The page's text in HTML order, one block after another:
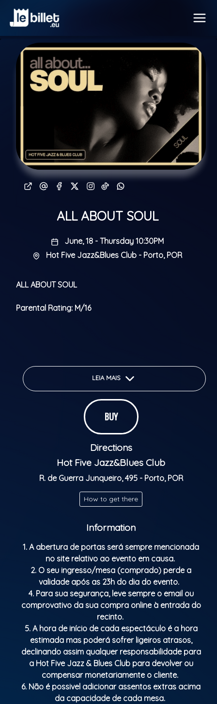
ALL ABOUT SOUL
June, 18 - Thursday 10:30PM
Hot Five Jazz&Blues Club - Porto, POR
ALL ABOUT SOUL
Parental Rating: M/16
LEIA MAIS
BUY
Directions
Hot Five Jazz&Blues Club
R. de Guerra Junqueiro, 495 - Porto, POR
How to get there
Information
1. A abertura de portas será sempre mencionada
no site relativo ao evento em causa.
2. O seu ingresso/mesa (comprado) perde a
validade após as 23h do dia do evento.
4. Para sua segurança, leve sempre o email ou
comprovativo da sua compra online à entrada do
recinto.
5. A hora de início de cada espectáculo é a hora
estimada mas poderá sofrer ligeiros atrasos,
declinando assim qualquer responsabilidade para
a Hot Five Jazz & Blues Club para devolver ou
compensar monetariamente o cliente.
6. Não é possivel adicionar assentos extras acima
da capacidade de cada mesa.